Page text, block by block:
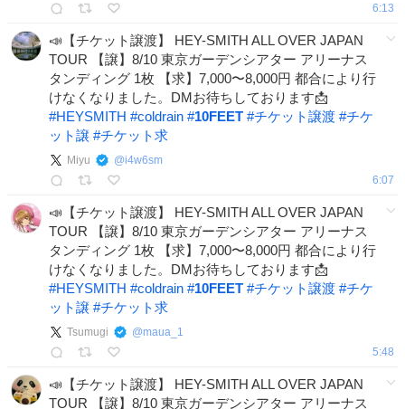
6:13
📣【チケット譲渡】 HEY-SMITH ALL OVER JAPAN
TOUR 【譲】8/10 東京ガーデンシアター アリーナス
タンディング 1枚 【求】7,000〜8,000円 都合により行
けなくなりました。DMお待ちしております📩
#HEYSMITH #coldrain #10FEET #チケット譲渡 #チケ
ット譲 #チケット求
Miyu @i4w6sm
6:07
📣【チケット譲渡】 HEY-SMITH ALL OVER JAPAN
TOUR 【譲】8/10 東京ガーデンシアター アリーナス
タンディング 1枚 【求】7,000〜8,000円 都合により行
けなくなりました。DMお待ちしております📩
#HEYSMITH #coldrain #10FEET #チケット譲渡 #チケ
ット譲 #チケット求
Tsumugi @maua_1
5:48
📣【チケット譲渡】 HEY-SMITH ALL OVER JAPAN
TOUR 【譲】8/10 東京ガーデンシアター アリーナス